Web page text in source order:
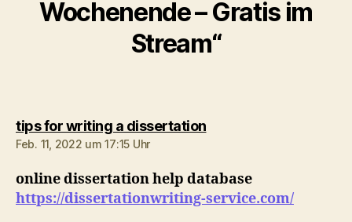
Wochenende – Gratis im
Stream“
tips for writing a dissertationsagt:
Feb. 11, 2022 um 17:15 Uhr
online dissertation help database
https://dissertationwriting-service.com/